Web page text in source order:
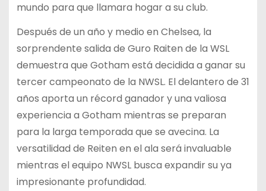
mundo para que llamara hogar a su club.
Después de un año y medio en Chelsea, la
sorprendente salida de Guro Raiten de la WSL
demuestra que Gotham está decidida a ganar su
tercer campeonato de la NWSL. El delantero de 31
años aporta un récord ganador y una valiosa
experiencia a Gotham mientras se preparan
para la larga temporada que se avecina. La
versatilidad de Reiten en el ala será invaluable
mientras el equipo NWSL busca expandir su ya
impresionante profundidad.